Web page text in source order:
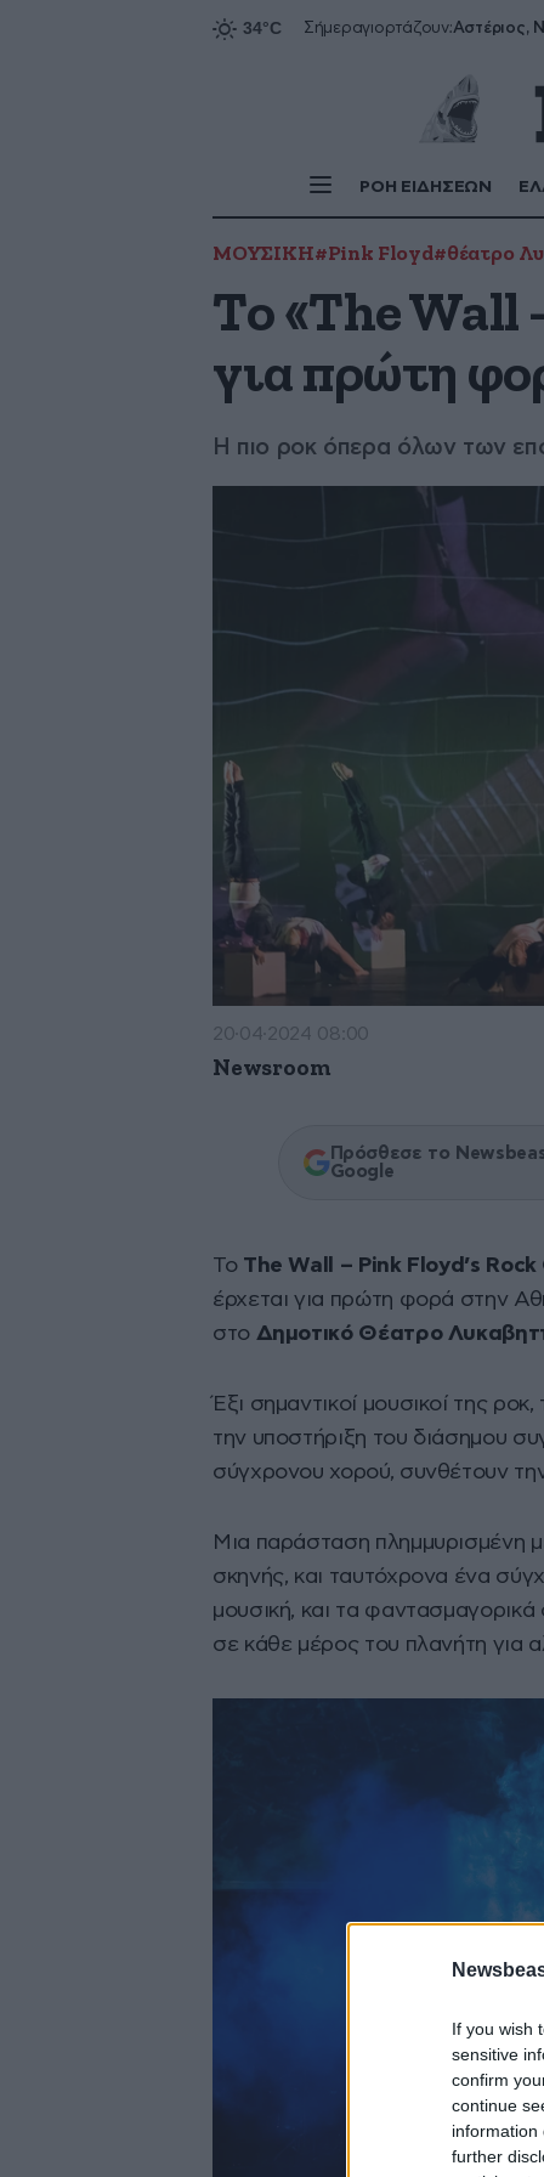
If you wish
sensitive
confirm
continue
information
further
Σήμεραγιορτάζουν:Αστέριος,
ΡΟΗ ΕΙΔΗΣΕΩΝ
ΜΟΥΣΙΚΗ#Pink Floyd#θέατρο
Το «The Wall
για πρώτη
Η πιο ροκ όπερα όλων των
20·04·2024 08:00
Newsroom
Πρόσθεσε το
Google
Το The Wall – Pink Floyd’s
έρχεται για πρώτη φορά στην
στο Δημοτικό Θέατρο
Έξι σημαντικοί μουσικοί της
την υποστήριξη του διάσημου
σύγχρονου χορού, συνθέτουν
Μια παράσταση πλημμυρισμένη
σκηνής, και ταυτόχρονα ένα
μουσική, και τα
σε κάθε μέρος του πλανήτη για